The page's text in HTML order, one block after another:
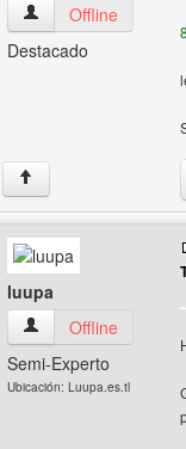
virkings Ver perfil del
Offline
Destacado
8
↑
luupa
luupa Ver perfil del
Offline
Semi-Experto
Ubicación: Luupa.es.tl